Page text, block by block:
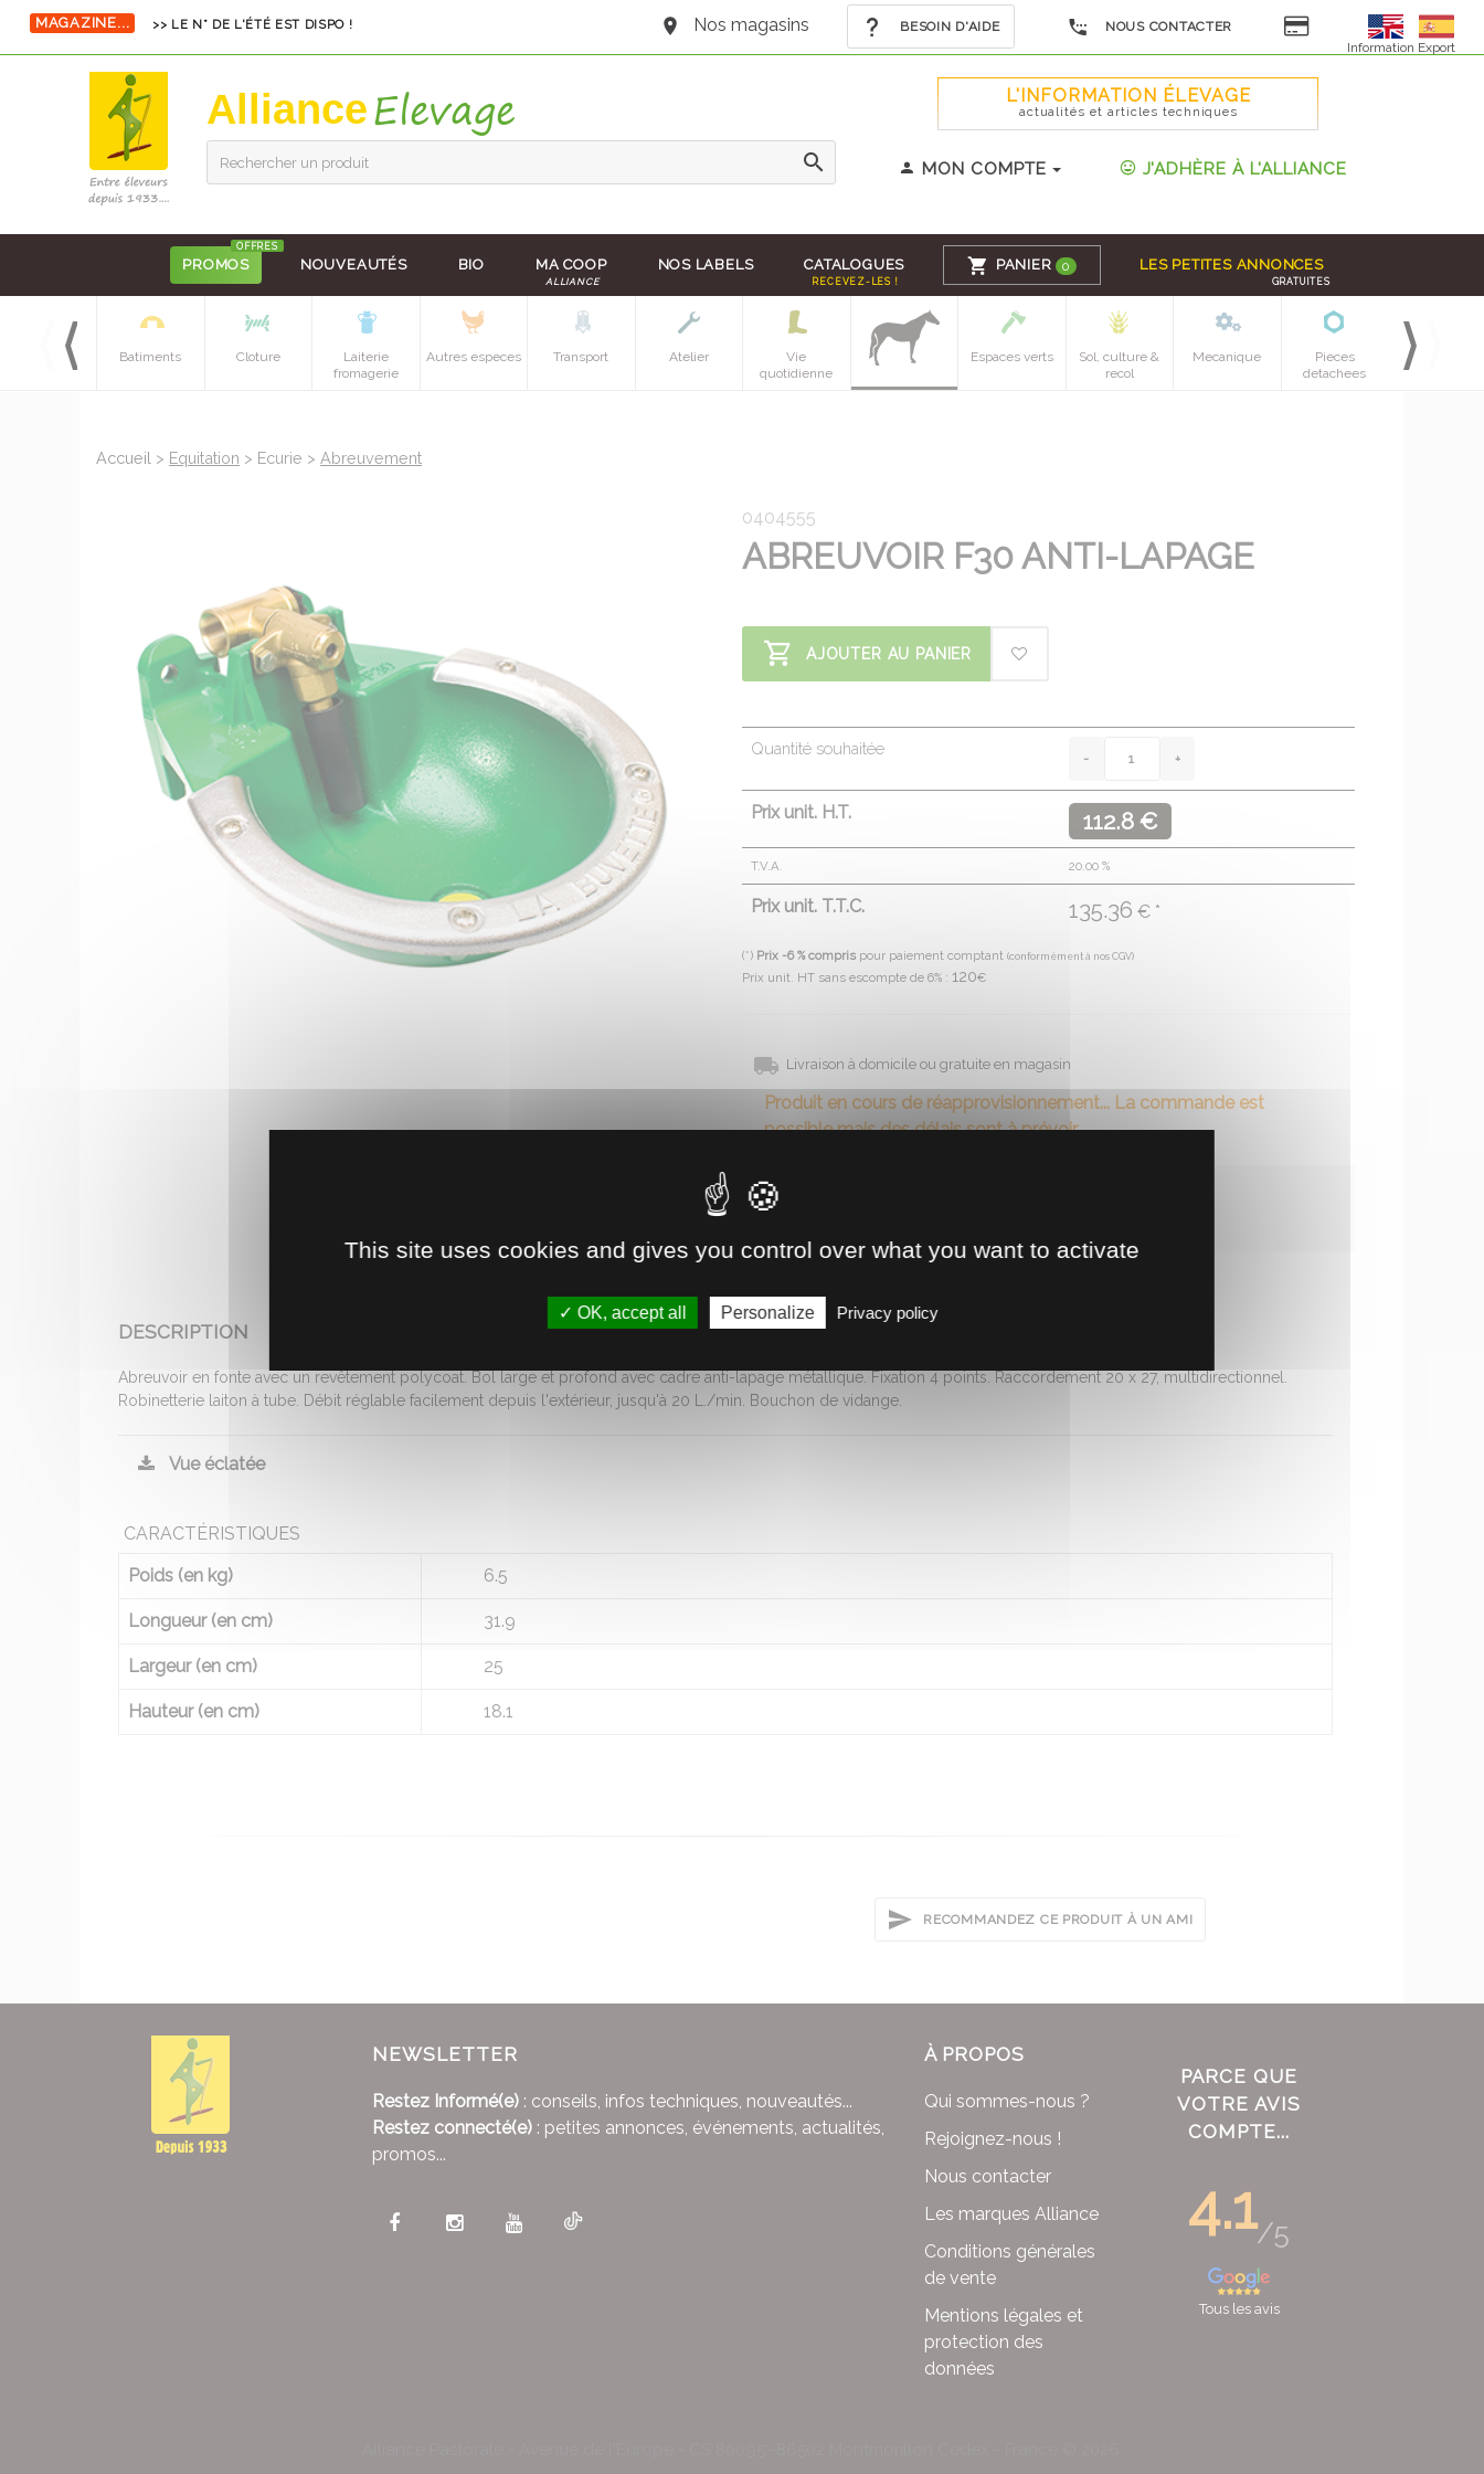
MAGAZINE... >> LE N° DE L'ÉTÉ EST DISPO ! Nos magasins BESOIN D'AIDE
NOUS CONTACTER
Information Export
Alliance
Rechercher un produit
L'INFORMATION ÉLEVAGE
actualités et articles techniques
MON COMPTE J'ADHÈRE À L'ALLIANCE
PROMOS
OFFRES
NOUVEAUTÉS BIO MA COOP
ALLIANCE
NOS LABELS CATALOGUES
RECEVEZ-LES !
PANIER 0 LES PETITES ANNONCES
GRATUITES
Equipements
Batiments Cloture
Laiterie
fromagerie
Autres especes Transport Atelier
Vie
quotidienne
Espaces verts
Sol, culture &
recol
Mecanique
Pieces
detachees
Accueil > Equitation > Ecurie > Abreuvement
0404555
ABREUVOIR F30 ANTI-LAPAGE
AJOUTER AU PANIER
Quantité souhaitée
Prix unit. H.T. 112.8 €
T.V.A. 20.00 %
Prix unit. T.T.C. 135.36 € *
(*) Prix -6 % compris pour paiement comptant (conformément à nos CGV)
Prix unit. HT sans escompte de 6% : 120€
Livraison à domicile ou gratuite en magasin
Produit en cours de réapprovisionnement... La commande est
possible mais des délais sont à prévoir.
DESCRIPTION
Abreuvoir en fonte avec un revêtement polycoat. Bol large et profond avec cadre anti-lapage métallique. Fixation 4 points. Raccordement 20 x 27, multidirectionnel.
Robinetterie laiton à tube. Débit réglable facilement depuis l'extérieur, jusqu'à 20 L./min. Bouchon de vidange.
Vue éclatée
CARACTÉRISTIQUES
Poids (en kg)
6.5
Longueur (en cm) 31.9
Largeur (en cm) 25
Hauteur (en cm) 18.1
RECOMMANDEZ CE PRODUIT À UN AMI
À PROPOS
Qui sommes-nous ?
Rejoignez-nous !
Nous contacter
Les marques Alliance
Conditions générales
de vente
Mentions légales et
protection des
données
PARCE QUE
VOTRE AVIS
COMPTE...
4.1/5
Tous les avis
NEWSLETTER
Restez Informé(e) : conseils, infos techniques, nouveautés...
Restez connecté(e) : petites annonces, événements, actualités,
promos...
This site uses cookies and gives you control over what you want to activate
OK, accept all Personalize Privacy policy